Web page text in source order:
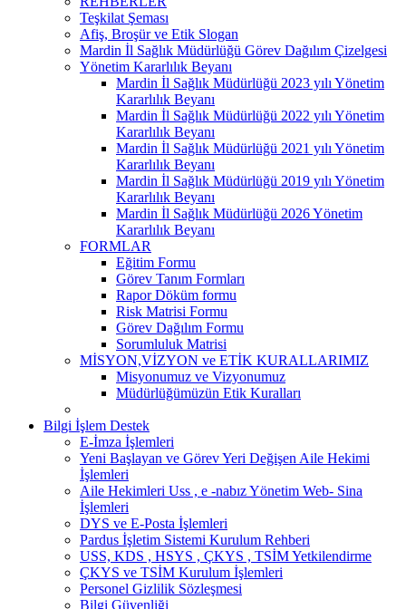
Teşkilat Şeması
Afiş, Broşür ve Etik Slogan
Mardin İl Sağlık Müdürlüğü Görev Dağılım Çizelgesi
Yönetim Kararlılık Beyanı
Mardin İl Sağlık Müdürlüğü 2023 yılı Yönetim
Kararlılık Beyanı
Mardin İl Sağlık Müdürlüğü 2022 yılı Yönetim
Kararlılık Beyanı
Mardin İl Sağlık Müdürlüğü 2021 yılı Yönetim
Kararlılık Beyanı
Mardin İl Sağlık Müdürlüğü 2019 yılı Yönetim
Kararlılık Beyanı
Mardin İl Sağlık Müdürlüğü 2026 Yönetim
Kararlılık Beyanı
FORMLAR
Eğitim Formu
Görev Tanım Formları
Rapor Döküm formu
Risk Matrisi Formu
Görev Dağılım Formu
Sorumluluk Matrisi
MİSYON,VİZYON ve ETİK KURALLARIMIZ
Misyonumuz ve Vizyonumuz
Müdürlüğümüzün Etik Kuralları
Bilgi İşlem Destek
E-İmza İşlemleri
Yeni Başlayan ve Görev Yeri Değişen Aile Hekimi
İşlemleri
Aile Hekimleri Uss , e -nabız Yönetim Web- Sina
İşlemleri
DYS ve E-Posta İşlemleri
Pardus İşletim Sistemi Kurulum Rehberi
USS, KDS , HSYS , ÇKYS , TSİM Yetkilendirme
ÇKYS ve TSİM Kurulum İşlemleri
Personel Gizlilik Sözleşmesi
Bilgi Güvenliği